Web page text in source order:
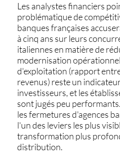
Les analystes financiers
problématique de
banques françaises
à cinq ans sur leurs
italiennes en matière de
modernisation
d'exploitation (rapport
revenus) reste un
investisseurs, et les
sont jugés peu
les fermetures d'agences
l'un des leviers les plus
transformation plus
distribution.